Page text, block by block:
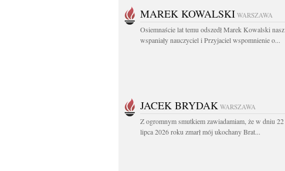
MAREK KOWALSKI WARSZAWA
Osiemnaście lat temu odszedł Marek Kowalski nasz
wspaniały nauczyciel i Przyjaciel wspomnienie o...
JACEK BRYDAK WARSZAWA
Z ogromnym smutkiem zawiadamiam, że w dniu 22
lipca 2026 roku zmarł mój ukochany Brat...